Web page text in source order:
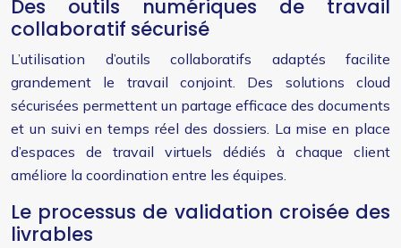
Des outils numériques de travail
collaboratif sécurisé
L’utilisation d’outils collaboratifs adaptés facilite
grandement le travail conjoint. Des solutions cloud
sécurisées permettent un partage efficace des documents
et un suivi en temps réel des dossiers. La mise en place
d’espaces de travail virtuels dédiés à chaque client
améliore la coordination entre les équipes.
Le processus de validation croisée des
livrables